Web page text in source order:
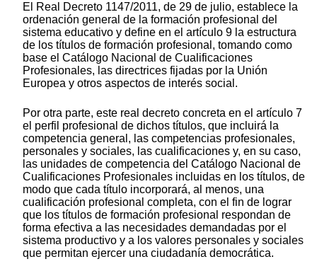
El Real Decreto 1147/2011, de 29 de julio, establece la
ordenación general de la formación profesional del
sistema educativo y define en el artículo 9 la estructura
de los títulos de formación profesional, tomando como
base el Catálogo Nacional de Cualificaciones
Profesionales, las directrices fijadas por la Unión
Europea y otros aspectos de interés social.
Por otra parte, este real decreto concreta en el artículo 7
el perfil profesional de dichos títulos, que incluirá la
competencia general, las competencias profesionales,
personales y sociales, las cualificaciones y, en su caso,
las unidades de competencia del Catálogo Nacional de
Cualificaciones Profesionales incluidas en los títulos, de
modo que cada título incorporará, al menos, una
cualificación profesional completa, con el fin de lograr
que los títulos de formación profesional respondan de
forma efectiva a las necesidades demandadas por el
sistema productivo y a los valores personales y sociales
que permitan ejercer una ciudadanía democrática.